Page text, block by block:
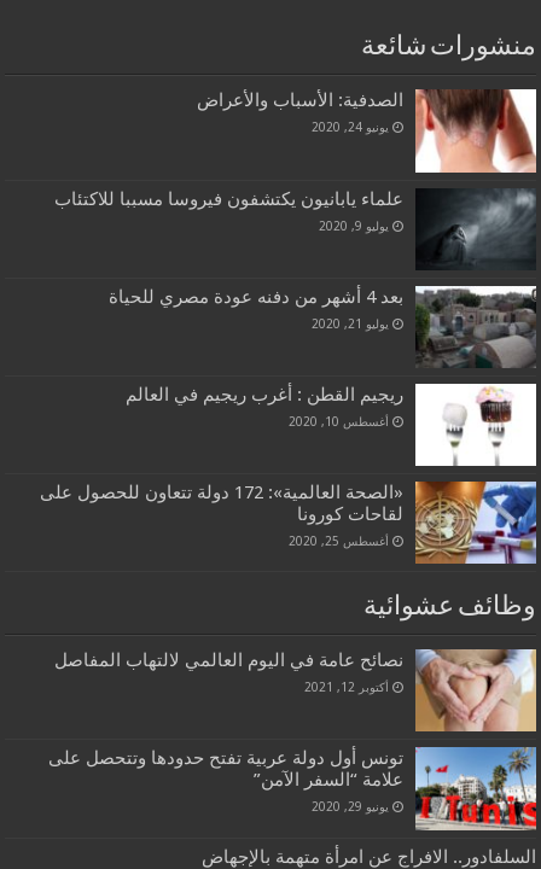
منشورات شائعة
الصدفية: الأسباب والأعراض
يونيو 24, 2020
علماء يابانيون يكتشفون فيروسا مسببا للاكتئاب
يوليو 9, 2020
بعد 4 أشهر من دفنه عودة مصري للحياة
يوليو 21, 2020
ريجيم القطن : أغرب ريجيم في العالم
أغسطس 10, 2020
«الصحة العالمية»: 172 دولة تتعاون للحصول على
لقاحات كورونا
أغسطس 25, 2020
وظائف عشوائية
نصائح عامة في اليوم العالمي لالتهاب المفاصل
أكتوبر 12, 2021
تونس أول دولة عربية تفتح حدودها وتتحصل على
علامة “السفر الآمن”
يونيو 29, 2020
السلفادور.. الافراج عن امرأة متهمة بالإجهاض